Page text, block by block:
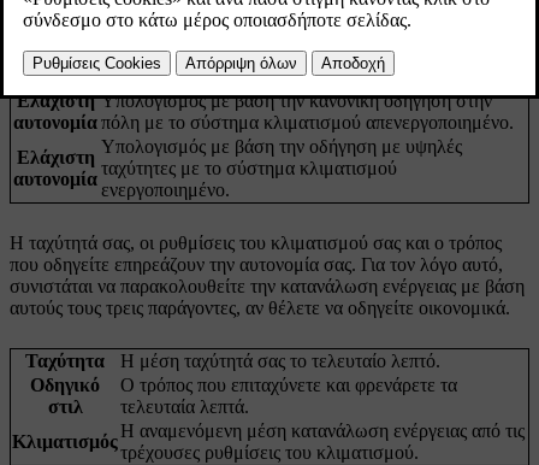
εμφανίζονται δίπλα στην τιμή εκτιμώμενης αυτονομίας. Αυτές
δείχνουν την πιθανή αυτονομία του αυτοκινήτου σας, με βάση την
υψηλή και τη χαμηλή κατανάλωση.
Ελάχιστη
αυτονομία
Υπολογισμός με βάση την κανονική οδήγηση στην
πόλη με το σύστημα κλιματισμού απενεργοποιημένο.
Ελάχιστη
αυτονομία
Υπολογισμός με βάση την οδήγηση με υψηλές
ταχύτητες με το σύστημα κλιματισμού
ενεργοποιημένο.
Η ταχύτητά σας, οι ρυθμίσεις του κλιματισμού σας και ο τρόπος
που οδηγείτε επηρεάζουν την αυτονομία σας. Για τον λόγο αυτό,
συνιστάται να παρακολουθείτε την κατανάλωση ενέργειας με βάση
αυτούς τους τρεις παράγοντες, αν θέλετε να οδηγείτε οικονομικά.
Ταχύτητα
Η μέση ταχύτητά σας το τελευταίο λεπτό.
Οδηγικό
στιλ
Ο τρόπος που επιταχύνετε και φρενάρετε τα
τελευταία λεπτά.
Κλιματισμός
Η αναμενόμενη μέση κατανάλωση ενέργειας από τις
τρέχουσες ρυθμίσεις του κλιματισμού.